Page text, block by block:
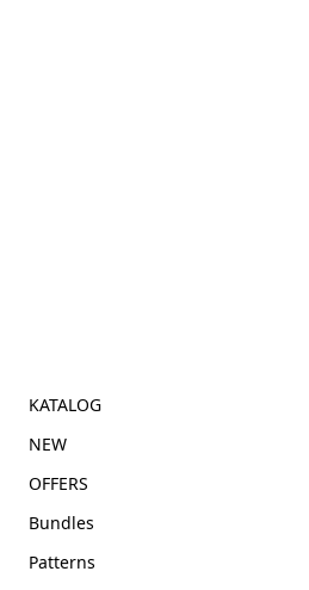
KATALOG
NEW
OFFERS
Bundles
Patterns